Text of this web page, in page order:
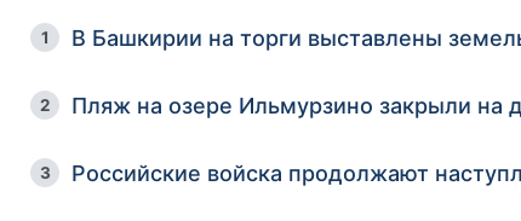
1 В Башкирии на торги выставлены
2 Пляж на озере Ильмурзино закрыли
3 Российские войска продолжают